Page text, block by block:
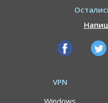
VPN
Windows